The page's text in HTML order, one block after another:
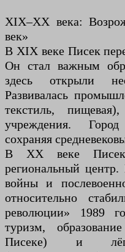
XIX–XX века:
век»
В XIX веке Писек
Он стал важным
здесь открыли
Развивалась
текстиль,
учреждения.
сохраняя
В XX веке Писек
региональный
войны и
относительно
революции» 1989
туризм,
Писеке) и